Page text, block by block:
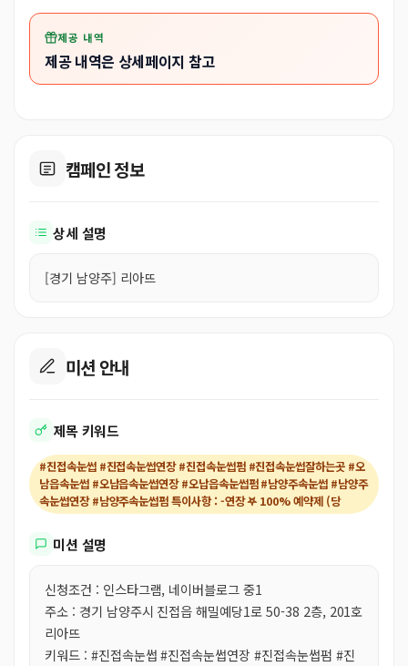
제공 내역
제공 내역은 상세페이지 참고
캠페인 정보
상세 설명
[경기 남양주] 리아뜨
미션 안내
제목 키워드
#진접속눈썹 #진접속눈썹연장 #진접속눈썹펌 #진접속눈썹잘하는곳 #오
남읍속눈썹 #오납읍속눈썹연장 #오납읍속눈썹펌 #남양주속눈썹 #남양주
속눈썹연장 #남양주속눈썹펌 특이사항 : -연장 𖤐 100% 예약제 (당
미션 설명
신청조건 : 인스타그램, 네이버블로그 중1
주소 : 경기 남양주시 진접읍 해밀예당1로 50-38 2층, 201호
리아뜨
키워드 : #진접속눈썹 #진접속눈썹연장 #진접속눈썹펌 #진